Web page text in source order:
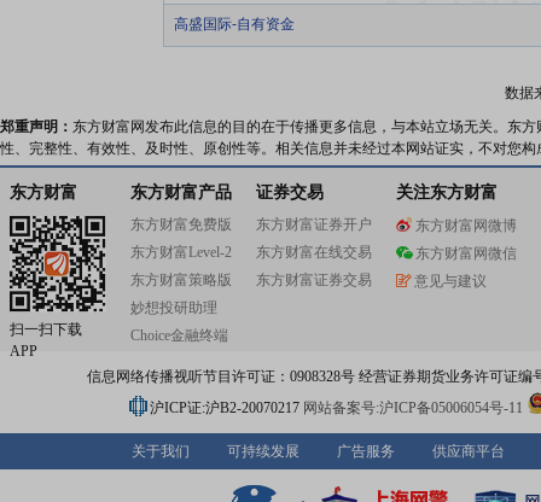
高盛国际-自有资金
数据
郑重声明： 东方财富网发布此信息的目的在于传播更多信息，与本站立场无关。东
性、完整性、有效性、及时性、原创性等。相关信息并未经过本网站证实，不对您
东方财富
扫一扫下载
APP
东方财富产品
东方财富免费版
东方财富Level-2
东方财富策略版
妙想投研助理
Choice金融终端
证券交易
东方财富证券开户
东方财富在线交易
东方财富证券交易
关注东方财富
东方财富网微博
东方财富网微信
意见与建议
信息网络传播视听节目许可证：0908328号 经营证券期货业务许可证编
沪ICP证:沪B2-20070217 网站备案号:沪ICP备05006054号-11
关于我们 可持续发展 广告服务 供应商平台